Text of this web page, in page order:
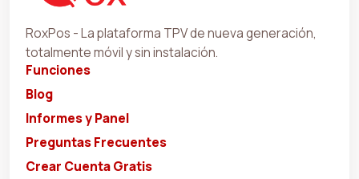
RoxPos - La plataforma TPV de nueva generación,
totalmente móvil y sin instalación.
Funciones
Blog
Informes y Panel
Preguntas Frecuentes
Crear Cuenta Gratis